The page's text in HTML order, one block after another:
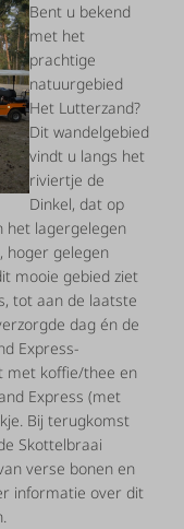
Bent u bekend
met het
prachtige
natuurgebied
Het Lutterzand?
Dit wandelgebied
vindt u langs het
riviertje de
Dinkel, dat op
het lagergelegen
hoger gelegen
mooie gebied ziet
tot aan de laatste
dag én de
Express-
met koffie/thee en
Express (met
Bij terugkomst
Skottelbraai
verse bonen en
informatie over dit